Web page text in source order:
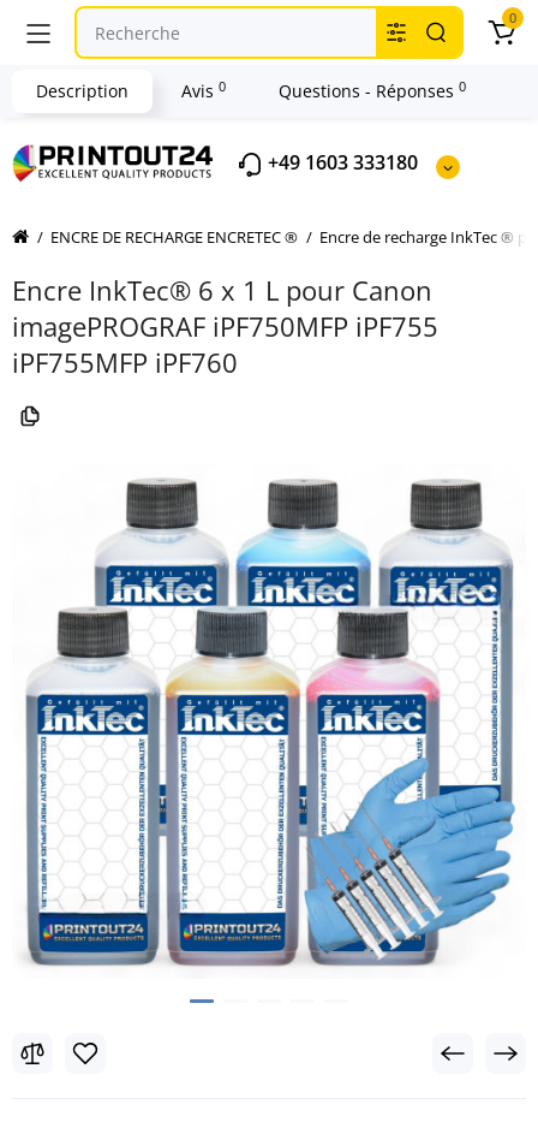
+49 1603 333180
0
ENCRE DE RECHARGE ENCRETEC ® Encre de recharge InkTec ®
Encre InkTec® 6 x 1 L pour Canon
imagePROGRAF iPF750MFP iPF755
iPF755MFP iPF760
Description Avis 0 Questions - Réponses 0